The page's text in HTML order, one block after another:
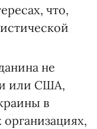
что,
не
или США,
в